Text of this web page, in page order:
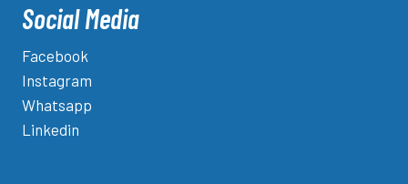
Social Media
Facebook
Instagram
Whatsapp
Linkedin